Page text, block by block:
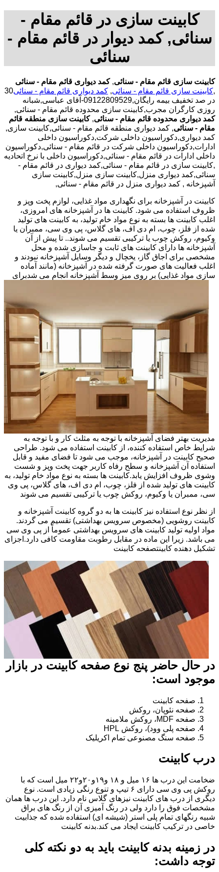
کابینت سازی در قائم مقام -
سنائی, کمد دیوار در قائم مقام -
سنائی
کابینت سازی قائم مقام - سنائی,کمد دیواری قائم مقام - سنائی
,کابینت سازی قائم مقام - سنائی, کمد دیواری قائم مقام - سنائی30
در صد تخفیف بیمه رایگان,09122809529-آقای عباسی,شبانه
روزی کارگران مجرب,کابینت سازی محدوده قائم مقام - سنائی,
کمد دیواری محدوده قائم مقام - سنائی, کابینت سازی منطقه قائم
مقام - سنائی, کمد دیواری منطقه قائم مقام - سنائی,کابینت سازی,
کمد دیواری,دکوراسیون داخلی شرکت,دکوراسیون داخلی
ادارات,دکوراسیون داخلی شرکت در قائم مقام - سنائی,دکوراسیون
داخلی ادارات در قائم مقام - سنائی,دکوراسیون داخلی با نرخ اتحادیه
,کابینت سازی در قائم مقام - سنائی,کمد دیواری در قائم مقام -
سنائی,کمد دیواری منزل,کابینت سازی منزل,کابینت سازی
آشپزخانه , کمد دیواری منزل در قائم مقام - سنائی,
کابینت در آشپزخانه برای نگهداری مواد غذایی، لوازم پخت وپز و
ظروف استفاده می شود. کابینت ها در آشپزخانه های امروزی،
اغلب کابینت ها بسته به نوع مواد خام تولید، به کابینت های تولید
شده از فلز، چوب، ام دی اف، های گلاس، پی وی سی، ممبران یا
وکیوم، روکش چوب یا ترکیبی تقسیم می شوند.. تا پیش از آن
آشپزخانه ها دارای کابینت های ثابت و جاسازی شده و محل
مشخصی برای اجاق گاز، یخچال و دیگر وسایل آشپزخانه نبودند و
اغلب فعالیت های صورت گرفته شده در آشپزخانه (مانند آماده
سازی مواد غذایی) بر روی میز وسط آشپزخانه انجام می شدبرای
مدیریت بهتر فضای آشپزخانه با توجه به مثلث کار و با توجه به
شرایط خاص استفاده کننده، از کابینت استفاده می شود. طراحی
صحیح کابینت در آشپزخانه، موجب می شود تا فضای مفید و قابل
استفاده آن آشپزخانه و سطح رفاه کاربر جهت پخت وپز و شست
وشوی ظروف افزایش یابد.کابینت ها بسته به نوع مواد خام تولید، به
کابینت های تولید شده از فلز، چوب، ام دی اف، های گلاس، پی وی
سی، ممبران یا وکیوم، روکش چوب یا ترکیبی تقسیم می شوند
از نظر نوع استفاده نیز کابینت ها به دو گروه کابینت آشپزخانه و
کابینت روشویی (مخصوص سرویس بهداشتی) تقسیم می گردند.
مواد اولیه تولید کابینت های سرویس بهداشتی عموماً از پی وی سی
می باشد. زیرا این ماده در مقابل رطوبت مقاومت کافی دارد.اجزای
تشکیل دهنده کابینتصفحه کابینت
در حال حاضر پنج نوع صفحه کابینت در بازار
موجود است:
صفحه کابینت
صفحه نئوپان، روکش
صفحه MDF، روکش ملامینه
صفحه پلی وود)، روکش HPL
صفحه سنگ مصنوعی تمام اکریلیک
درب کابینت
ضخامت این درب ها ۱۶ میل و ۱۸ و١٩و٢٠و٢٢ میل است که با
روکش پی وی سی دارای ۶ تیپ و تنوع رنگی زیادی است. نوع
دیگری از درب های کابینت نیزهای گلاس نام دارد. این درب ها همان
مشخصات فوق را دارد ولی در رنگ آمیزی آن از رنگ های براق
شبیه رنگهای تمام پلی استر (شیشه ای) استفاده شده که جذابیت
خاصی در ترکیب کابینت ایجاد می کند.بدنه کابینت
در زمینه بدنه کابینت باید به دو نکته کلی
توجه داشت: